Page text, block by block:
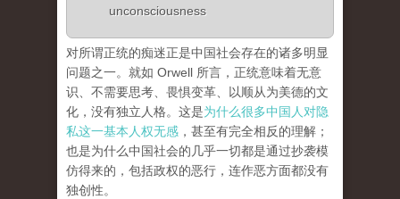
unconsciousness
对所谓正统的痴迷正是中国社会存在的诸多明显
问题之一。就如 Orwell 所言，正统意味着无意
识、不需要思考、畏惧变革、以顺从为美德的文
化，没有独立人格。这是为什么很多中国人对隐
私这一基本人权无感 ，甚至有完全相反的理解；
也是为什么中国社会的几乎一切都是通过抄袭模
仿得来的，包括政权的恶行，连作恶方面都没有
独创性。